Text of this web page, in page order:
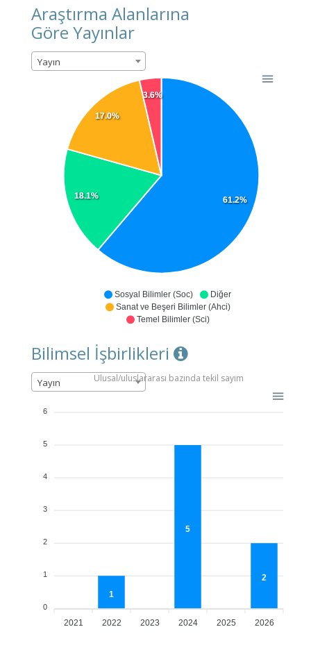
Araştırma Alanlarına
Göre Yayınlar
Yayın
Sosyal Bilimler (Soc)
Diğer
Sanat ve Beşeri Bilimler (Ahci)
Temel Bilimler (Sci)
61.2%
18.1%
17.0%
3.6%
Bilimsel İşbirlikleri
Yayın Ulusal/uluslararası bazında tekil sayım
2021 2022 2023 2024 2025 2026
1
5
2
6
5
4
3
2
1
0